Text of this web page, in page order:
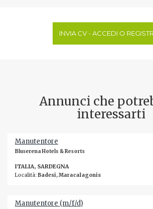
INVIA CV - ACCEDI O
Annunci che
interessarti
Manutentore
Bluserena Hotels & Resorts
ITALIA, SARDEGNA
Località: Badesi, Maracalagonis
Manutentore (m/f/d)